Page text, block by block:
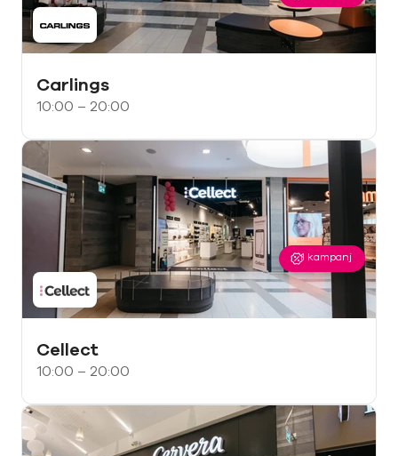
Carlings
10:00 – 20:00
1 kampanj
Cellect
10:00 – 20:00